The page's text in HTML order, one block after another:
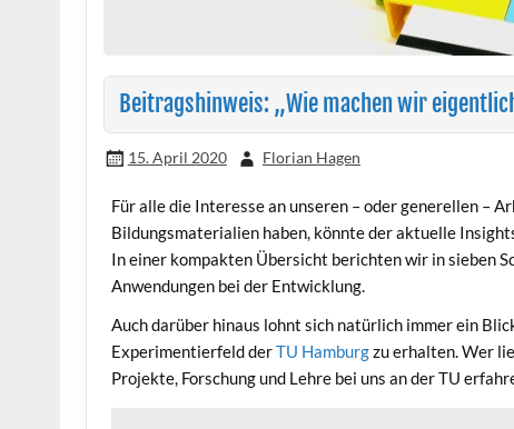
Beitragshinweis: „Wie machen wir
15. April 2020 Florian Hagen
Für alle die Interesse an unseren – oder generellen –
Bildungsmaterialien haben, könnte der aktuelle
In einer kompakten Übersicht berichten wir in sieben
Anwendungen bei der Entwicklung.
Auch darüber hinaus lohnt sich natürlich immer ein
Experimentierfeld derTU Hamburgzu erhalten. Wer
Projekte, Forschung und Lehre bei uns an der TU